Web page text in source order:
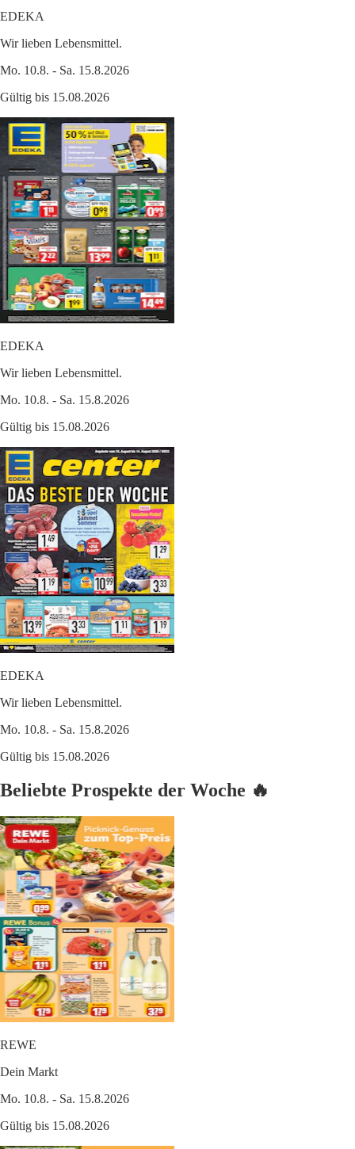
EDEKA
Wir lieben Lebensmittel.
Mo. 10.8. - Sa. 15.8.2026
Gültig bis 15.08.2026
EDEKA
Wir lieben Lebensmittel.
Mo. 10.8. - Sa. 15.8.2026
Gültig bis 15.08.2026
EDEKA
Wir lieben Lebensmittel.
Mo. 10.8. - Sa. 15.8.2026
Gültig bis 15.08.2026
Beliebte Prospekte der Woche 🔥
REWE
Dein Markt
Mo. 10.8. - Sa. 15.8.2026
Gültig bis 15.08.2026